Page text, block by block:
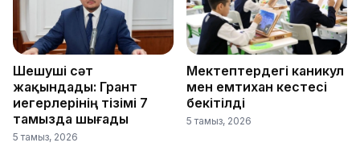
Шешуші сәт
жақындады: Грант
иегерлерінің тізімі 7
тамызда шығады
5 тамыз, 2026
Мектептердегі каникул
мен емтихан кестесі
бекітілді
5 тамыз, 2026